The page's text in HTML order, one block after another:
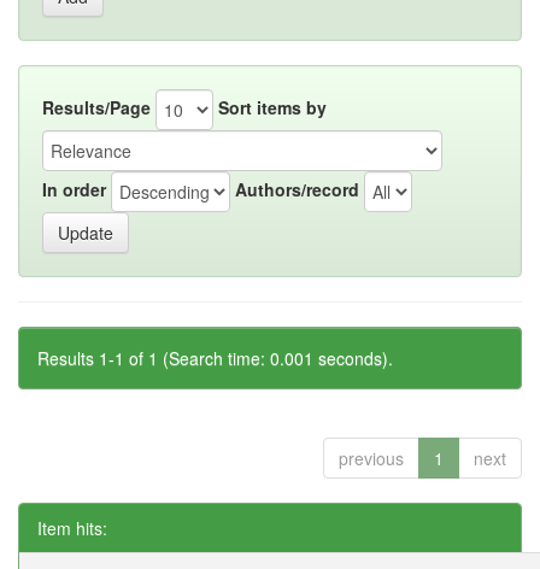
Results/Page Sort items by
In order Authors/record
Results 1-1 of 1 (Search time: 0.001 seconds).
previous 1 next
Item hits: